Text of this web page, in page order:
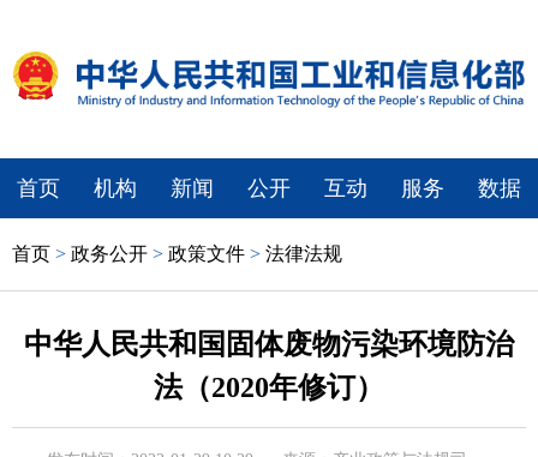
首页 机构 新闻 公开 互动 服务 数据
首页 > 政务公开 > 政策文件 > 法律法规
中华人民共和国固体废物污染环境防治
法（2020年修订）